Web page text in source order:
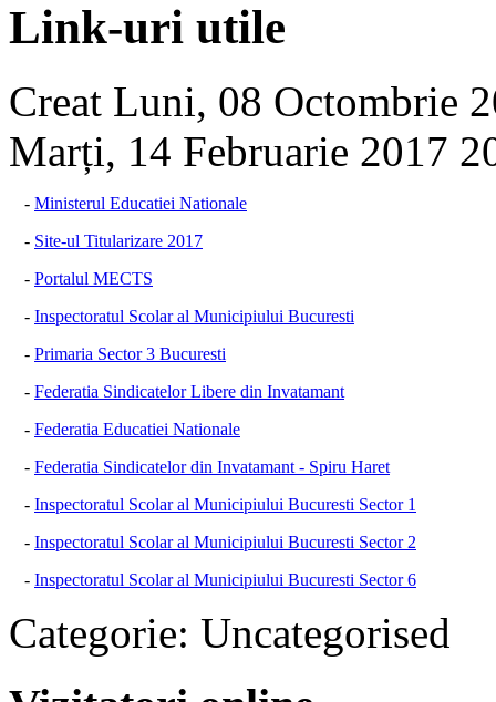
Link-uri utile
Creat Luni, 08 Octombrie
Marți, 14 Februarie 2017
- Ministerul Educatiei Nationale
- Site-ul Titularizare 2017
- Portalul MECTS
- Inspectoratul Scolar al Municipiului Bucuresti
- Primaria Sector 3 Bucuresti
- Federatia Sindicatelor Libere din Invatamant
- Federatia Educatiei Nationale
- Federatia Sindicatelor din Invatamant - Spiru Haret
- Inspectoratul Scolar al Municipiului Bucuresti Sector 1
- Inspectoratul Scolar al Municipiului Bucuresti Sector 2
- Inspectoratul Scolar al Municipiului Bucuresti Sector 6
Categorie: Uncategorised